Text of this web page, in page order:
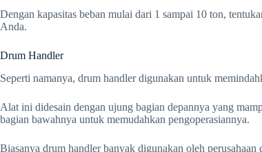
Dengan kapasitas beban mulai dari 1 sampai 10 ton,
Anda.
Drum Handler
Seperti namanya, drum handler digunakan untuk
Alat ini didesain dengan ujung bagian depannya yang
bagian bawahnya untuk memudahkan pengoperasiannya.
Biasanya drum handler banyak digunakan oleh